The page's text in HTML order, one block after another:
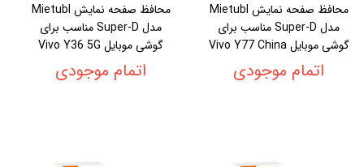
محافظ صفحه نمایش Mietubl
مدل Super-D مناسب برای
گوشی موبایل Vivo Y77 China
اتمام موجودی
محافظ صفحه نمایش Mietubl
مدل Super-D مناسب برای
گوشی موبایل Vivo Y36 5G
اتمام موجودی